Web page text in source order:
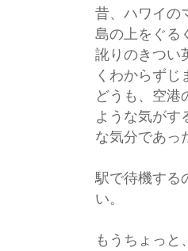
昔、ハワイの
島の上をぐる
訛りのきつい
くわからずじ
どうも、空港
ような気がす
な気分であっ
駅で待機する
い。
もうちょっと